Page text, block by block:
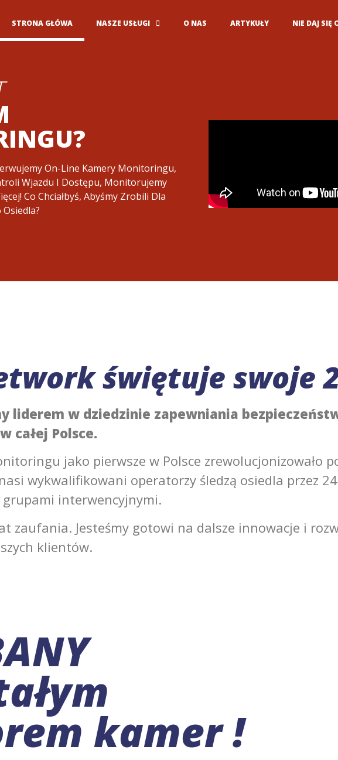
STRONA GŁÓWA NASZE USŁUGI O NAS ARTYKUŁY NIE DAJ SIĘ
On-Line Kamery Monitoringu,
Wjazdu I Dostępu, Monitorujemy
Co Chciałbyś, Abyśmy Zrobili Dla
świętuje swoje
liderem w dziedzinie zapewniania
całej Polsce.
jako pierwsze w Polsce zrewolucjonizowało
wykwalifikowani operatorzy śledzą osiedla przez
grupami interwencyjnymi.
zaufania. Jesteśmy gotowi na dalsze innowacje i
klientów.
kamer !